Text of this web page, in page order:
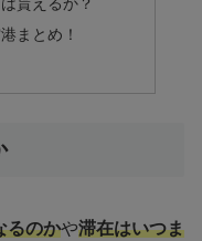
貰えるか？
まとめ！
るのかや滞在はいつま